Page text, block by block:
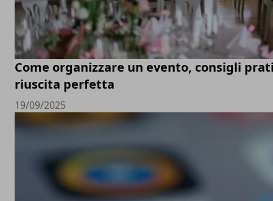
Come organizzare un evento, consigli
riuscita perfetta
19/09/2025